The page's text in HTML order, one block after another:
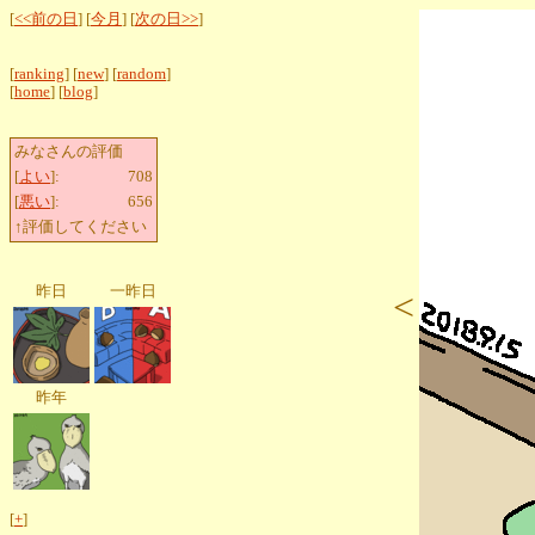
[<<前の日 ] [今月 ] [次の日>>]
[ranking] [new] [random]
[home] [blog]
みなさんの評価
[よい]:
708
[悪い]:
656
↑評価してください
昨日 一昨日
昨年
[+]
<